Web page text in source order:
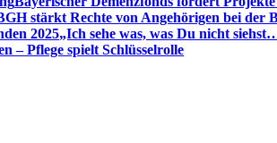
stärkt Rechte von Angehörigen bei der
2025„Ich sehe was, was Du nicht
– Pflege spielt Schlüsselrolle